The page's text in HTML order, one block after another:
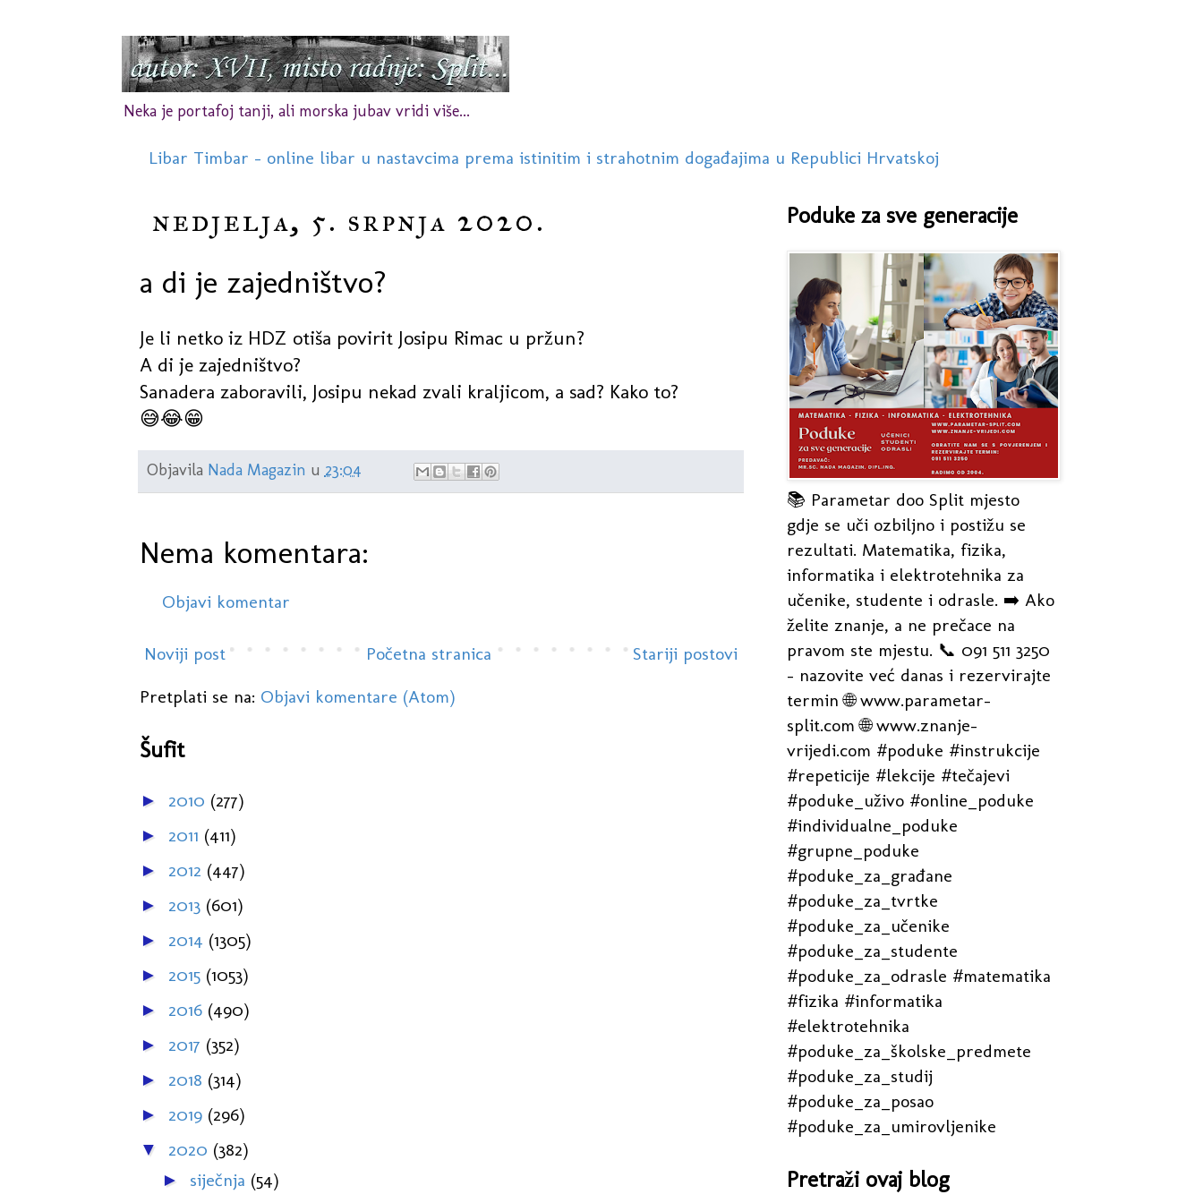
Neka je portafoj tanji, ali morska jubav vridi više...
Libar Timbar - online libar u nastavcima prema istinitim i strahotnim događajima u Republici Hrvatskoj
nedjelja, 5. srpnja 2020.
a di je zajedništvo?
Je li netko iz HDZ otiša povirit Josipu Rimac u pržun?
A di je zajedništvo?
Sanadera zaboravili, Josipu nekad zvali kraljicom, a sad? Kako to?
😅😂😁
Objavila Nada Magazin u 23:04
Nema komentara:
Objavi komentar
Noviji post Stariji postovi
Početna stranica
Pretplati se na: Objavi komentare (Atom)
Šufit
► 2010 (277)
► 2011 (411)
► 2012 (447)
► 2013 (601)
► 2014 (1305)
► 2015 (1053)
► 2016 (490)
► 2017 (352)
► 2018 (314)
► 2019 (296)
▼ 2020 (382)
► siječnja (54)
Poduke za sve generacije
📚 Parametar doo Split mjesto
gdje se uči ozbiljno i postižu se
rezultati. Matematika, fizika,
informatika i elektrotehnika za
učenike, studente i odrasle. ➡️ Ako
želite znanje, a ne prečace na
pravom ste mjestu. 📞 091 511 3250
- nazovite već danas i rezervirajte
termin 🌐 www.parametar-
split.com 🌐 www.znanje-
vrijedi.com #poduke #instrukcije
#repeticije #lekcije #tečajevi
#poduke_uživo #online_poduke
#individualne_poduke
#grupne_poduke
#poduke_za_građane
#poduke_za_tvrtke
#poduke_za_učenike
#poduke_za_studente
#poduke_za_odrasle #matematika
#fizika #informatika
#elektrotehnika
#poduke_za_školske_predmete
#poduke_za_studij
#poduke_za_posao
#poduke_za_umirovljenike
Pretraži ovaj blog